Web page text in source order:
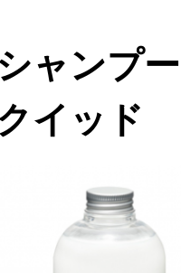
ャンプ
イッド